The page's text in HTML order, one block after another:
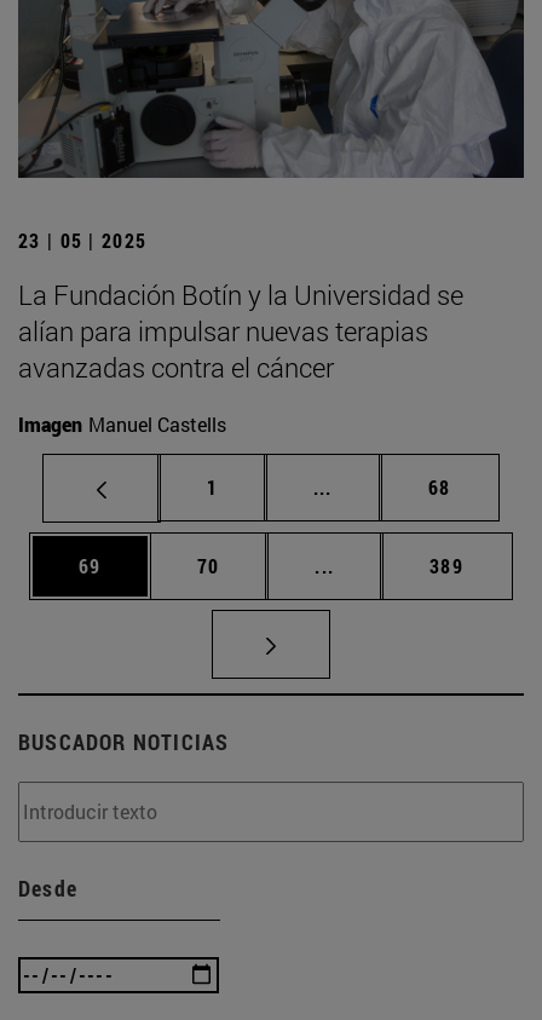
23 | 05 | 2025
La Fundación Botín y la Universidad se
alían para impulsar nuevas terapias
avanzadas contra el cáncer
Imagen Manuel Castells
Página
1 ... Páginas intermedias
Página
68
Página
69 Página
70 ... Páginas intermedias
Página
389
BUSCADOR NOTICIAS
Desde